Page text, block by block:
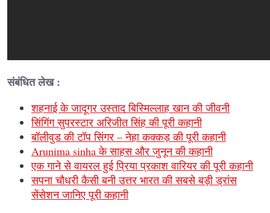
संबंधित लेख :
शहनाई के जादूगर उस्ताद बिस्मिल्लाह खान की जीवनी
सिंगिंग सुपरस्टार अरिजीत सिंह की पूरी कहानी
बॉलीवुड की टॉप सिंगर – नेहा कक्कड़ की पूरी कहानी
Arunima sinha के साहस और जुनून की कहानी
एक गाने से वायरल हुई प्रिया प्रकाश वारियर की पूरी कहानी
सपना चौधरी कैसी बनी उत्तर भारत की सबसे बड़ी ड्रांस
सेंसेशन जानिए पूरी कहानी